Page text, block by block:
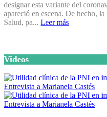
designar esta variante del
apareció en escena. De hecho,
Salud, pa... Leer más
Videos